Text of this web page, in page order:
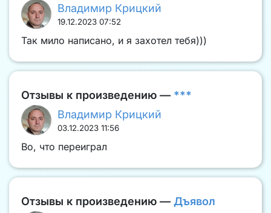
Владимир Крицкий
19.12.2023 07:52
Так мило написано, и я захотел тебя)))
Отзывы к произведению — ***
Владимир Крицкий
03.12.2023 11:56
Во, что переиграл
Отзывы к произведению — Дъявол